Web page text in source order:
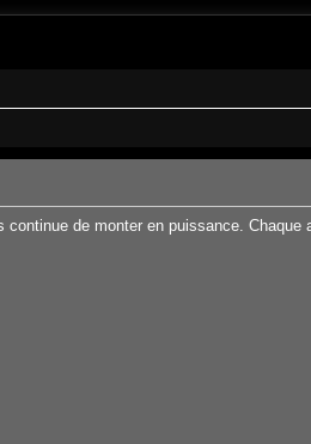
47 ans
de monter en puissance.